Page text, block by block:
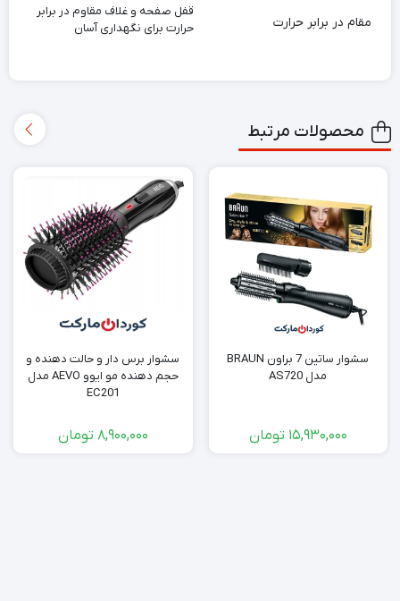
مقام در برابر حرارت
قفل صفحه و غلاف مقاوم در برابر
حرارت برای نگهداری آسان
محصولات مرتبط
سشوار ساتین 7 براون BRAUN
مدل AS720
15,930,000 تومان
سشوار برس دار و حالت دهنده و
حجم دهنده مو ایوو AEVO مدل
EC201
8,900,000 تومان